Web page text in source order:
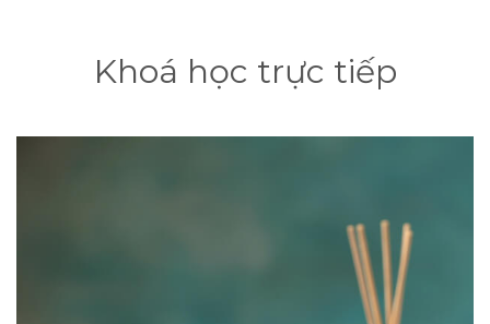
Khoá học trực tiếp